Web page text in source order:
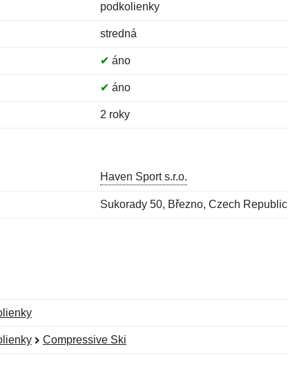
podkolienky
stredná
✔ áno
✔ áno
2 roky
Haven Sport s.r.o.
Sukorady 50, Březno, Czech Republic
Compressive Ski